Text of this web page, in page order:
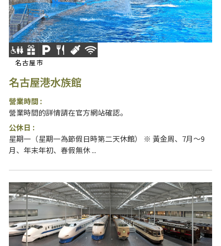
名古屋市
名古屋港水族館
營業時間 :
營業時間的詳情請在官方網站確認。
公休日 :
星期一（星期一為節假日時第二天休館） ※ 黃金周、7月～9
月、年末年初、春假無休 ...